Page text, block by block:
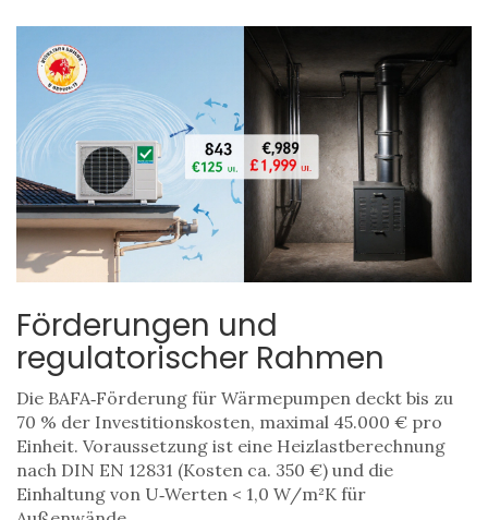
Förderungen und
regulatorischer Rahmen
Die BAFA‑Förderung für Wärmepumpen deckt bis zu
70 % der Investitionskosten, maximal 45.000 € pro
Einheit. Voraussetzung ist eine Heizlastberechnung
nach DIN EN 12831 (Kosten ca. 350 €) und die
Einhaltung von U‑Werten < 1,0 W/m²K für